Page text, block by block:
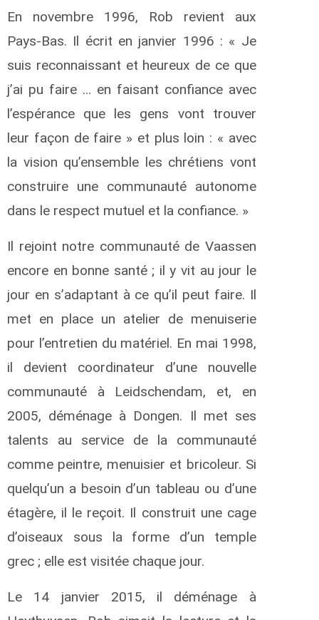
En novembre 1996, Rob revient aux
Pays-Bas. Il écrit en janvier 1996 : « Je
suis reconnaissant et heureux de ce que
j’ai pu faire … en faisant confiance avec
l’espérance que les gens vont trouver
leur façon de faire » et plus loin : « avec
la vision qu’ensemble les chrétiens vont
construire une communauté autonome
dans le respect mutuel et la confiance. »
Il rejoint notre communauté de Vaassen
encore en bonne santé ; il y vit au jour le
jour en s’adaptant à ce qu’il peut faire. Il
met en place un atelier de menuiserie
pour l’entretien du matériel. En mai 1998,
il devient coordinateur d’une nouvelle
communauté à Leidschendam, et, en
2005, déménage à Dongen. Il met ses
talents au service de la communauté
comme peintre, menuisier et bricoleur. Si
quelqu’un a besoin d’un tableau ou d’une
étagère, il le reçoit. Il construit une cage
d’oiseaux sous la forme d’un temple
grec ; elle est visitée chaque jour.
Le 14 janvier 2015, il déménage à